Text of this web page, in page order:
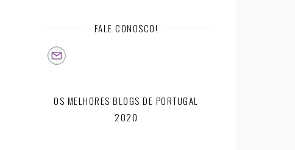
FALE CONOSCO!
OS MELHORES BLOGS DE PORTUGAL
2020